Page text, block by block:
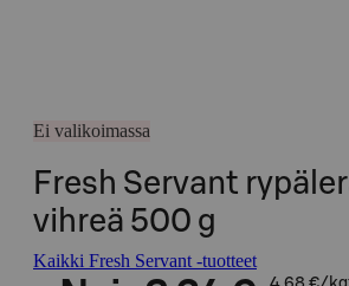
Ei valikoimassa
Fresh Servant
vihreä 500 g
Kaikki Fresh Servant -tuotteet